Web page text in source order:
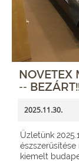
--
2025.11.30.
Üzletünk
kiemelt